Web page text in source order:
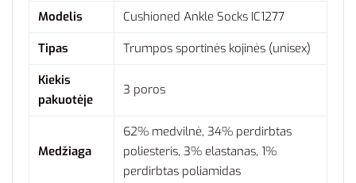
Modelis
Cushioned Ankle Socks IC1277
Tipas
Trumpos sportinės kojinės (unisex)
Kiekis
pakuotėje
3 poros
Medžiaga
62% medvilnė, 34% perdirbtas
poliesteris, 3% elastanas, 1%
perdirbtas poliamidas